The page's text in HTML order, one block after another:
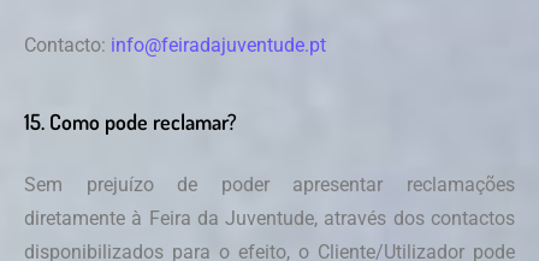
Contacto: info@feiradajuventude.pt
15. Como pode reclamar?
Sem prejuízo de poder apresentar reclamações
diretamente à Feira da Juventude, através dos contactos
disponibilizados para o efeito, o Cliente/Utilizador pode